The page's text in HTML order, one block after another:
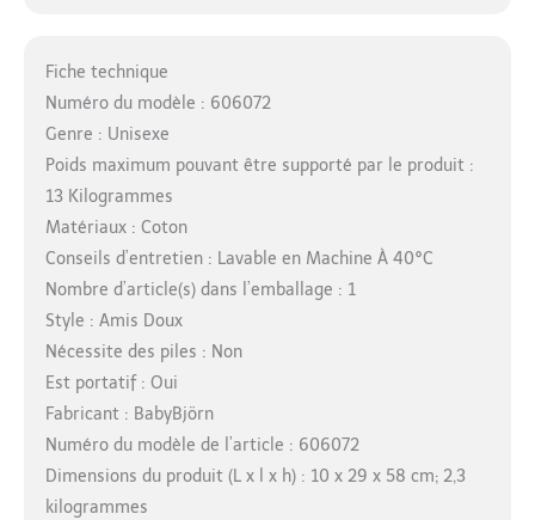
Fiche technique
Numéro du modèle : 606072
Genre : Unisexe
Poids maximum pouvant être supporté par le produit :
13 Kilogrammes
Matériaux : Coton
Conseils d’entretien : Lavable en Machine À 40°C
Nombre d’article(s) dans l’emballage : 1
Style : Amis Doux
Nécessite des piles : Non
Est portatif : Oui
Fabricant : BabyBjörn
Numéro du modèle de l’article : 606072
Dimensions du produit (L x l x h) : 10 x 29 x 58 cm; 2,3
kilogrammes